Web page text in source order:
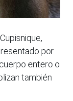
por
entero o
también